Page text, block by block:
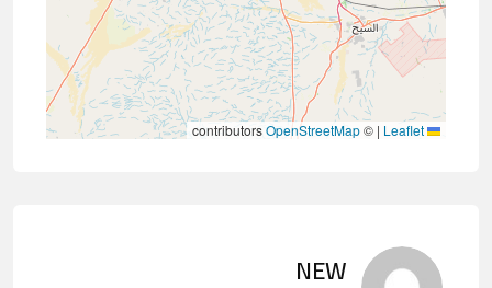
|
©
OpenStreetMap
NEW